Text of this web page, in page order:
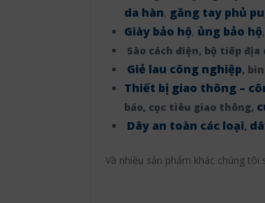
da hàn, găng tay phủ pu
Giày bảo hộ, ủng bảo hộ,
Sào cách điện, bộ tiếp
Giẻ lau công nghiệp,
Thiết bị giao thông –
báo, cọc tiêu giao thông,
Dây an toàn các loại,
Và nhiều sản phẩm khác chúng